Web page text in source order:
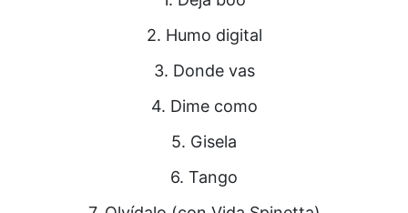
2. Humo digital
3. Donde vas
4. Dime como
5. Gisela
6. Tango